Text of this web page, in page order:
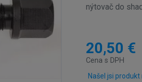
nýtovač do
20,50 €
Cena s DPH
Našel jsi produkt